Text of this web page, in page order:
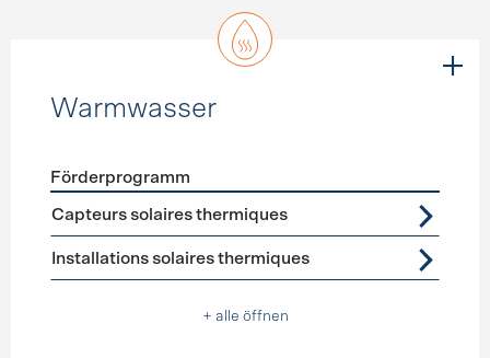
Warmwasser
Förderprogramme Warmwasser
Förderprogramm
Capteurs solaires thermiques
Installations solaires thermiques
+ alle öffnen